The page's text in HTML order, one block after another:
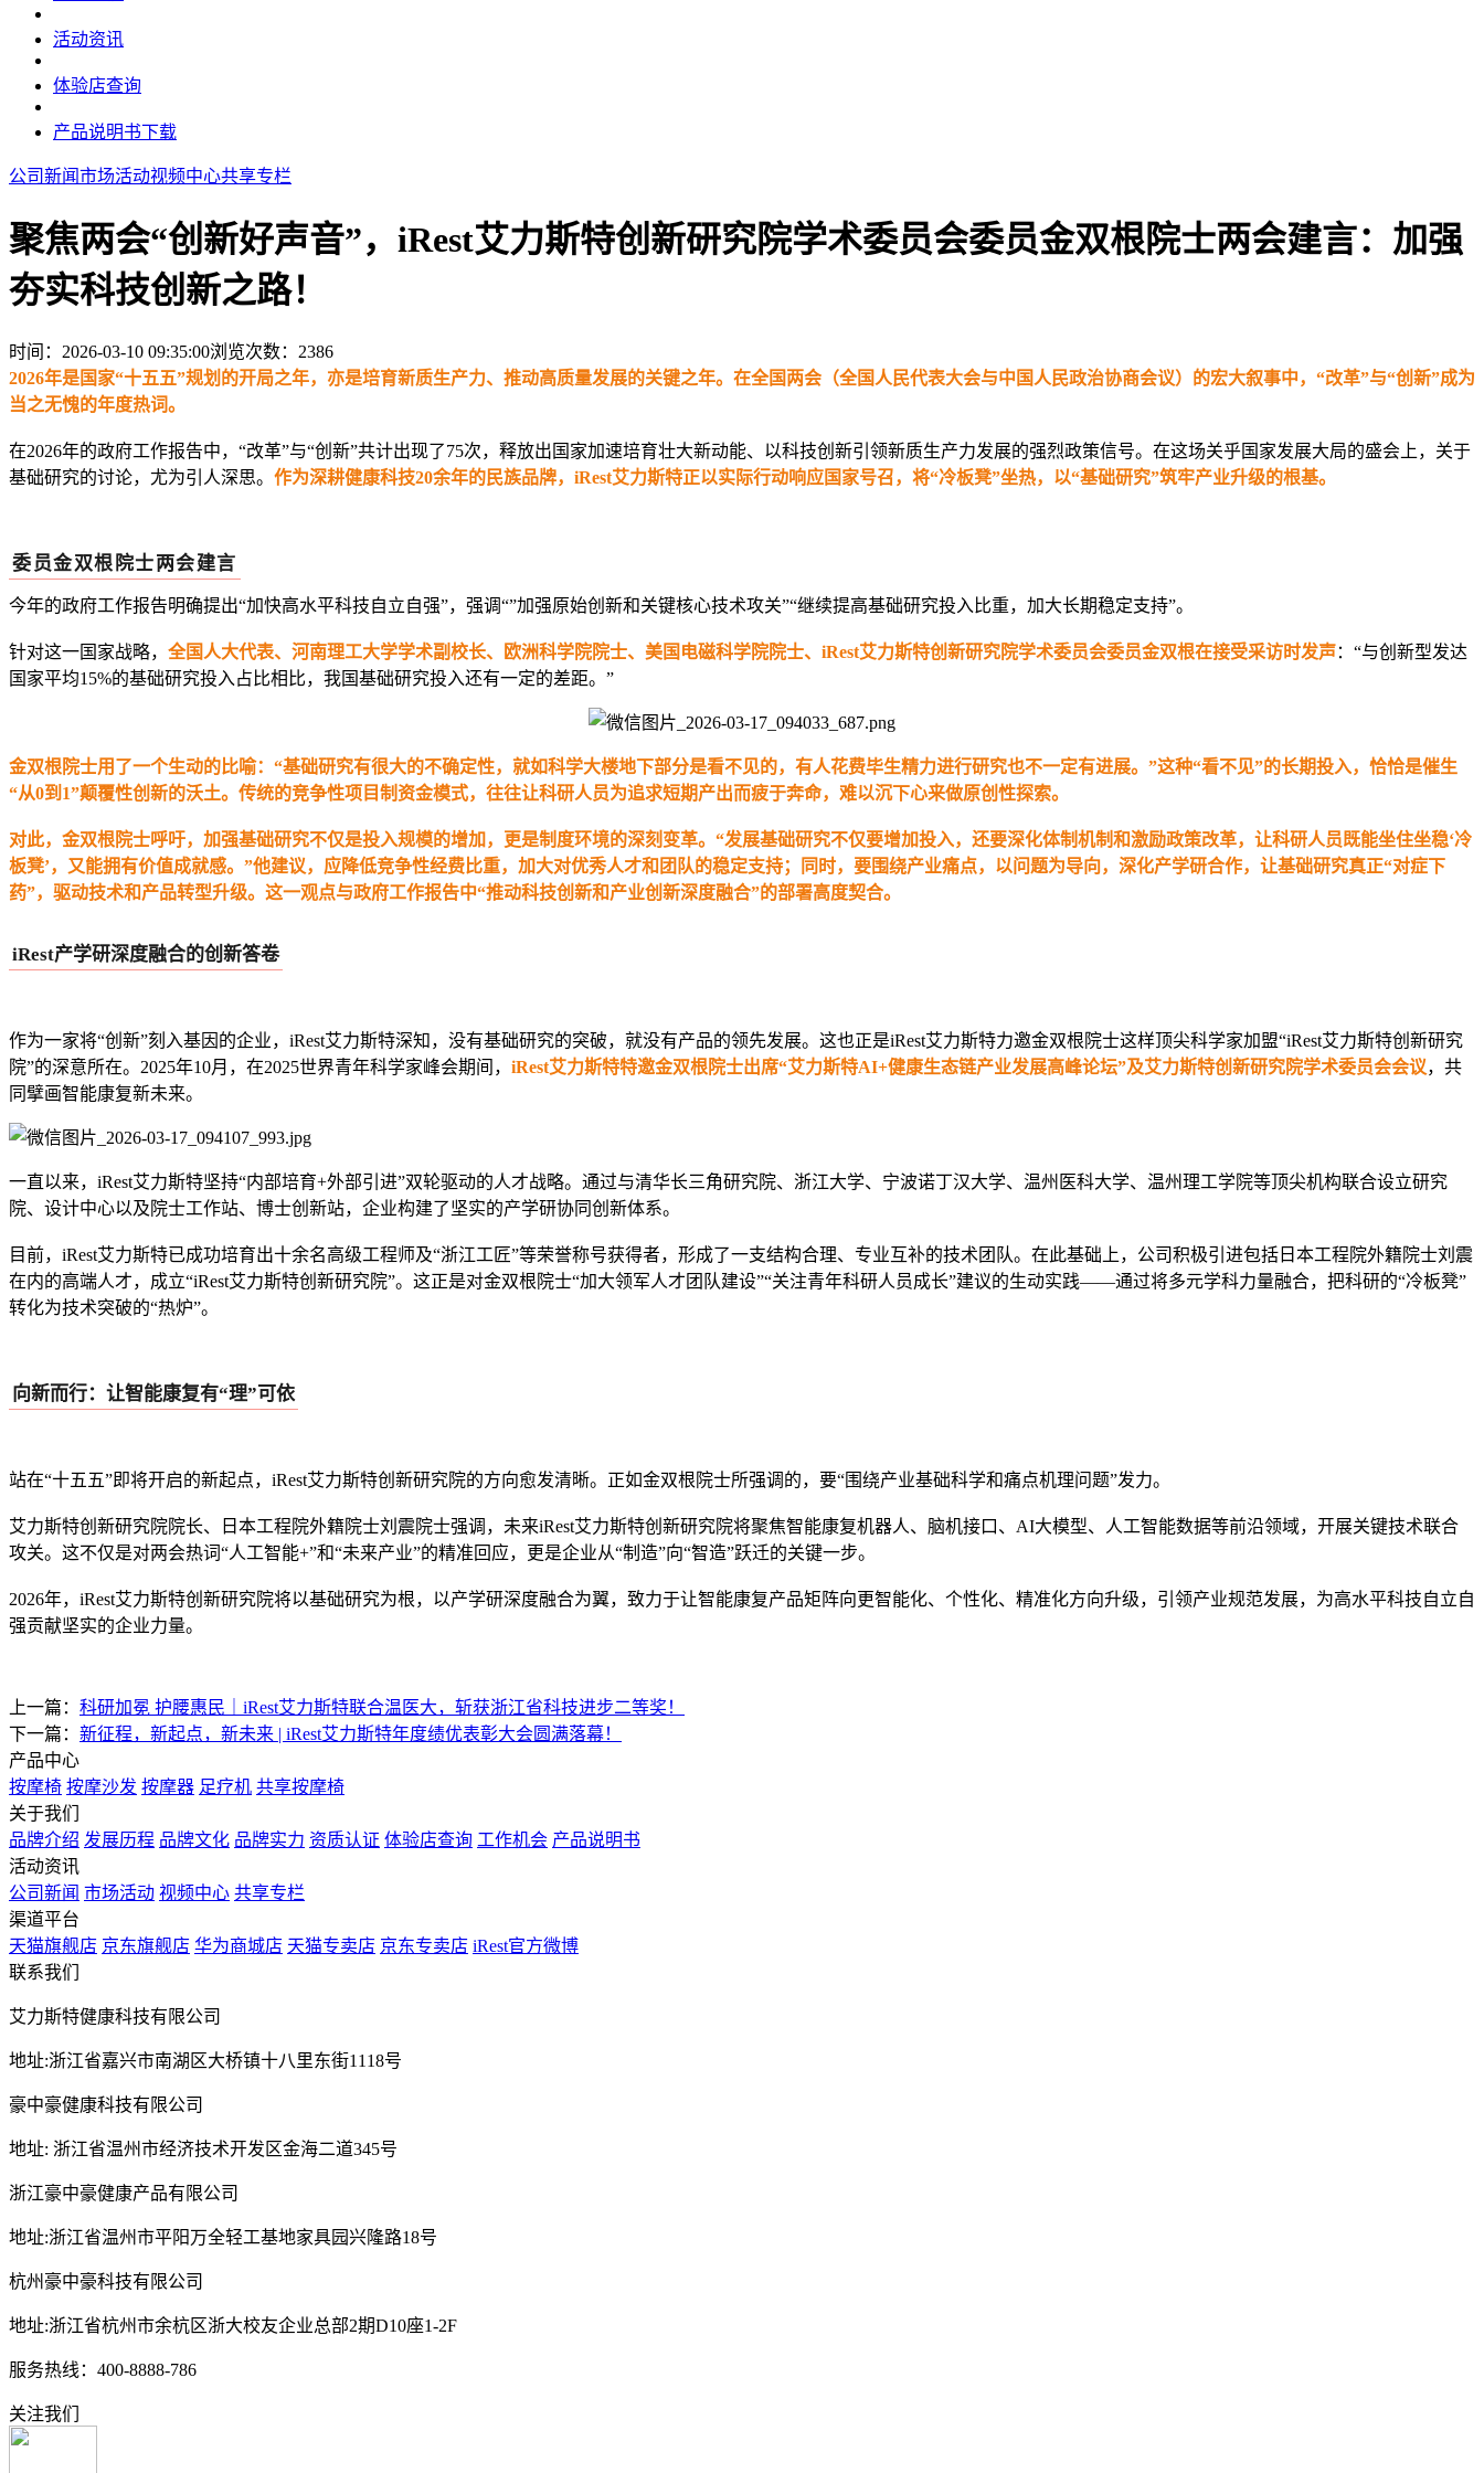
活动资讯
体验店查询
产品说明书下载
公司新闻市场活动视频中心共享专栏
聚焦两会“创新好声音”，iRest艾力斯特创新研究院学术委员会委员金双根院士两会建言：加强
夯实科技创新之路！
时间：2026-03-10 09:35:00浏览次数： 2386
2026年是国家“十五五”规划的开局之年，亦是培育新质生产力、推动高质量发展的关键之年。在全国两会（全国人民代表大会与中国人民政治协商会议）的宏大叙事中，“改革”与“创新”成为
当之无愧的年度热词。
在2026年的政府工作报告中，“改革”与“创新”共计出现了75次，释放出国家加速培育壮大新动能、以科技创新引领新质生产力发展的强烈政策信号。在这场关乎国家发展大局的盛会上，关于
基础研究的讨论，尤为引人深思。 作为深耕健康科技20余年的民族品牌，iRest艾力斯特正以实际行动响应国家号召，将“冷板凳”坐热，以“基础研究”筑牢产业升级的根基。
委员金双根院士两会建言
今年的政府工作报告明确提出“加快高水平科技自立自强”，强调“”加强原始创新和关键核心技术攻关”“继续提高基础研究投入比重，加大长期稳定支持”。
针对这一国家战略， 全国人大代表、河南理工大学学术副校长、欧洲科学院院士、美国电磁科学院院士、iRest艾力斯特创新研究院学术委员会委员金双根在接受采访时发声：“与创新型发达
国家平均15%的基础研究投入占比相比，我国基础研究投入还有一定的差距。”
金双根院士用了一个生动的比喻：“基础研究有很大的不确定性，就如科学大楼地下部分是看不见的，有人花费毕生精力进行研究也不一定有进展。”这种“看不见”的长期投入，恰恰是催生
“从0到1”颠覆性创新的沃土。传统的竞争性项目制资金模式，往往让科研人员为追求短期产出而疲于奔命，难以沉下心来做原创性探索。
对此，金双根院士呼吁，加强基础研究不仅是投入规模的增加，更是制度环境的深刻变革。“发展基础研究不仅要增加投入，还要深化体制机制和激励政策改革，让科研人员既能坐住坐稳‘冷
板凳’，又能拥有价值成就感。”他建议，应降低竞争性经费比重，加大对优秀人才和团队的稳定支持；同时，要围绕产业痛点，以问题为导向，深化产学研合作，让基础研究真正“对症下
药”，驱动技术和产品转型升级。这一观点与政府工作报告中“推动科技创新和产业创新深度融合”的部署高度契合。
iRest产学研深度融合的创新答卷
作为一家将“创新”刻入基因的企业，iRest艾力斯特深知，没有基础研究的突破，就没有产品的领先发展。这也正是iRest艾力斯特力邀金双根院士这样顶尖科学家加盟“iRest艾力斯特创新研究
院”的深意所在。2025年10月，在2025世界青年科学家峰会期间， iRest艾力斯特特邀金双根院士出席“艾力斯特AI+健康生态链产业发展高峰论坛”及艾力斯特创新研究院学术委员会会议，共
同擘画智能康复新未来。
一直以来，iRest艾力斯特坚持“内部培育+外部引进”双轮驱动的人才战略。通过与清华长三角研究院、浙江大学、宁波诺丁汉大学、温州医科大学、温州理工学院等顶尖机构联合设立研究
院、设计中心以及院士工作站、博士创新站，企业构建了坚实的产学研协同创新体系。
目前，iRest艾力斯特已成功培育出十余名高级工程师及“浙江工匠”等荣誉称号获得者，形成了一支结构合理、专业互补的技术团队。在此基础上，公司积极引进包括日本工程院外籍院士刘震
在内的高端人才，成立“iRest艾力斯特创新研究院”。这正是对金双根院士“加大领军人才团队建设”“关注青年科研人员成长”建议的生动实践——通过将多元学科力量融合，把科研的“冷板凳”
转化为技术突破的“热炉”。
向新而行：让智能康复有“理”可依
站在“十五五”即将开启的新起点，iRest艾力斯特创新研究院的方向愈发清晰。正如金双根院士所强调的，要“围绕产业基础科学和痛点机理问题”发力。
艾力斯特创新研究院院长、日本工程院外籍院士刘震院士强调，未来iRest艾力斯特创新研究院将聚焦智能康复机器人、脑机接口、AI大模型、人工智能数据等前沿领域，开展关键技术联合
攻关。这不仅是对两会热词“人工智能+”和“未来产业”的精准回应，更是企业从“制造”向“智造”跃迁的关键一步。
2026年，iRest艾力斯特创新研究院将以基础研究为根，以产学研深度融合为翼，致力于让智能康复产品矩阵向更智能化、个性化、精准化方向升级，引领产业规范发展，为高水平科技自立自
强贡献坚实的企业力量。
上一篇： 科研加冕 护腰惠民｜iRest艾力斯特联合温医大，斩获浙江省科技进步二等奖！
下一篇： 新征程，新起点，新未来 | iRest艾力斯特年度绩优表彰大会圆满落幕！
产品中心
按摩椅 按摩沙发 按摩器 足疗机 共享按摩椅
关于我们
品牌介绍 发展历程 品牌文化 品牌实力 资质认证 体验店查询 工作机会 产品说明书
活动资讯
公司新闻 市场活动 视频中心 共享专栏
渠道平台
天猫旗舰店 京东旗舰店 华为商城店 天猫专卖店 京东专卖店 iRest官方微博
联系我们
艾力斯特健康科技有限公司
地址:浙江省嘉兴市南湖区大桥镇十八里东街1118号
豪中豪健康科技有限公司
地址: 浙江省温州市经济技术开发区金海二道345号
浙江豪中豪健康产品有限公司
地址:浙江省温州市平阳万全轻工基地家具园兴隆路18号
杭州豪中豪科技有限公司
地址:浙江省杭州市余杭区浙大校友企业总部2期D10座1-2F
服务热线：400-8888-786
关注我们